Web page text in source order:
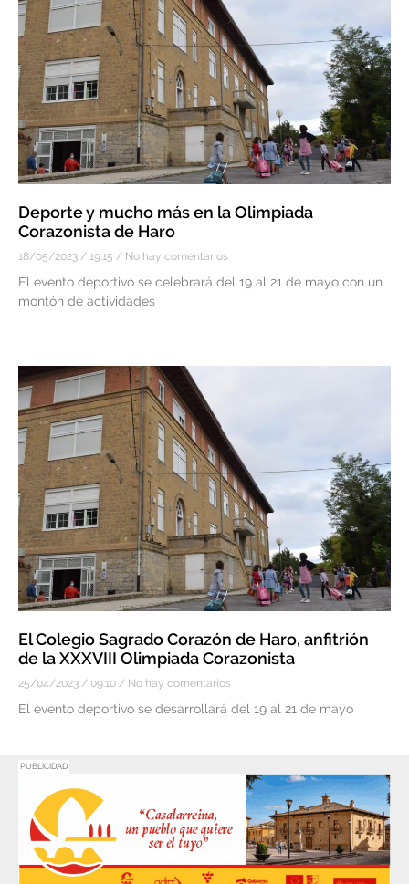
Deporte y mucho más en la Olimpiada
Corazonista de Haro
18/05/2023 19:15 No hay comentarios
El evento deportivo se celebrará del 19 al 21 de mayo con un
montón de actividades
El Colegio Sagrado Corazón de Haro, anfitrión
de la XXXVIII Olimpiada Corazonista
25/04/2023 09:10 No hay comentarios
El evento deportivo se desarrollará del 19 al 21 de mayo
PUBLICIDAD